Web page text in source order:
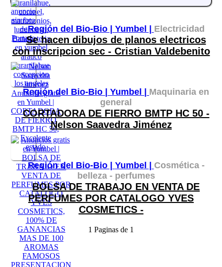
Región del Bio-Bio | Yumbel | Electricidad
Se hacen dibujos de planos electricos
con inscripcion sec - Cristian Valdebenito
Región del Bio-Bio | Yumbel | Maquinaria en
general
CORTADORA DE FIERRO BMTP HC 50 -
Nelson Saavedra Jiménez
Región del Bio-Bio | Yumbel | Cosmética -
belleza - perfumes
BOLSA DE TRABAJO EN VENTA DE
PERFUMES POR CATALOGO YVES
COSMETICS -
1 Paginas de 1